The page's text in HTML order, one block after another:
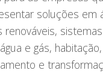
soluções em
renováveis,
e gás,
e